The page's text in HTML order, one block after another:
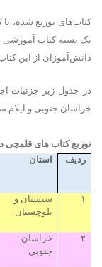
یک بسته کتاب آموزشی
دانش‌آموزان از این
در جدول‌ زیر جزئیات
خراسان جنوبی و ایلام
توزیع کتاب های قلمچی در
ردیف
استان
۱
سیستان و
بلوچستان
۲
خراسان
جنوبی